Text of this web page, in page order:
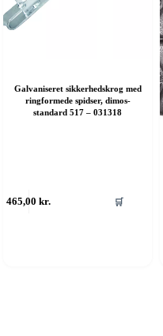
Galvaniseret sikkerhedskrog med
ringformede spidser, dimos-
standard 517 – 031318
465,00kr. 🛒